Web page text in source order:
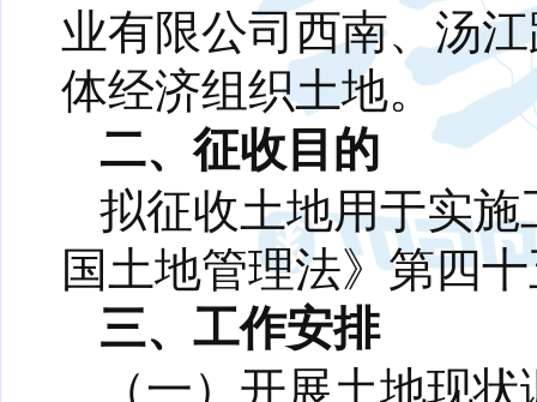
业有限公司西南、汤
体经济组织土地。
二、征收目的
拟征收土地用于实
国土地管理法》第四
三、工作安排
（一）开展土地现